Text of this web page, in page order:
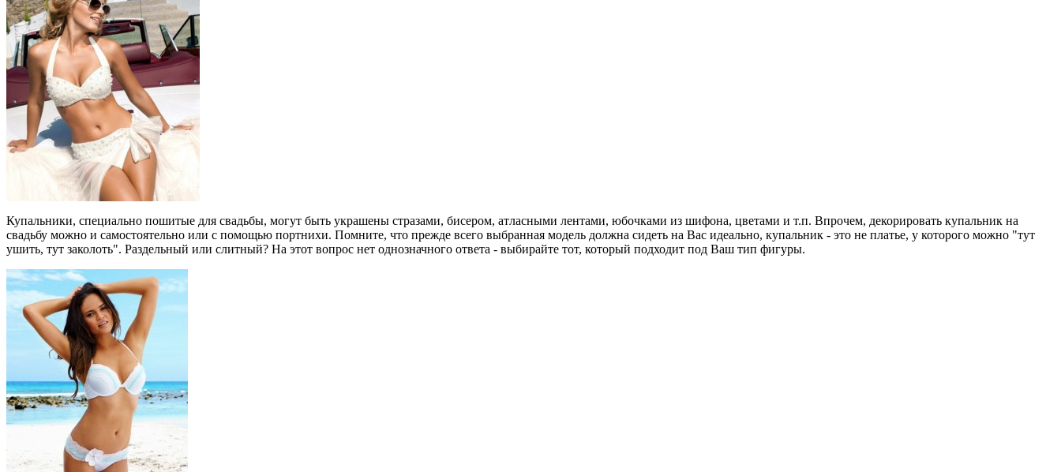
Купальники, специально пошитые для свадьбы, могут быть украшены стразами, бисером, атласными лентами, юбочками из шифона, цветами и т.п. Впрочем, декорировать купальник на
свадьбу можно и самостоятельно или с помощью портнихи. Помните, что прежде всего выбранная модель должна сидеть на Вас идеально, купальник - это не платье, у которого можно "тут
ушить, тут заколоть". Раздельный или слитный? На этот вопрос нет однозначного ответа - выбирайте тот, который подходит под Ваш тип фигуры.